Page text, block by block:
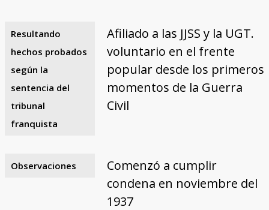
Resultando
hechos probados
según la
sentencia del
tribunal
franquista
Afiliado a las JJSS y la UGT.
voluntario en el frente
popular desde los primeros
momentos de la Guerra
Civil
Observaciones
Comenzó a cumplir
condena en noviembre del
1937